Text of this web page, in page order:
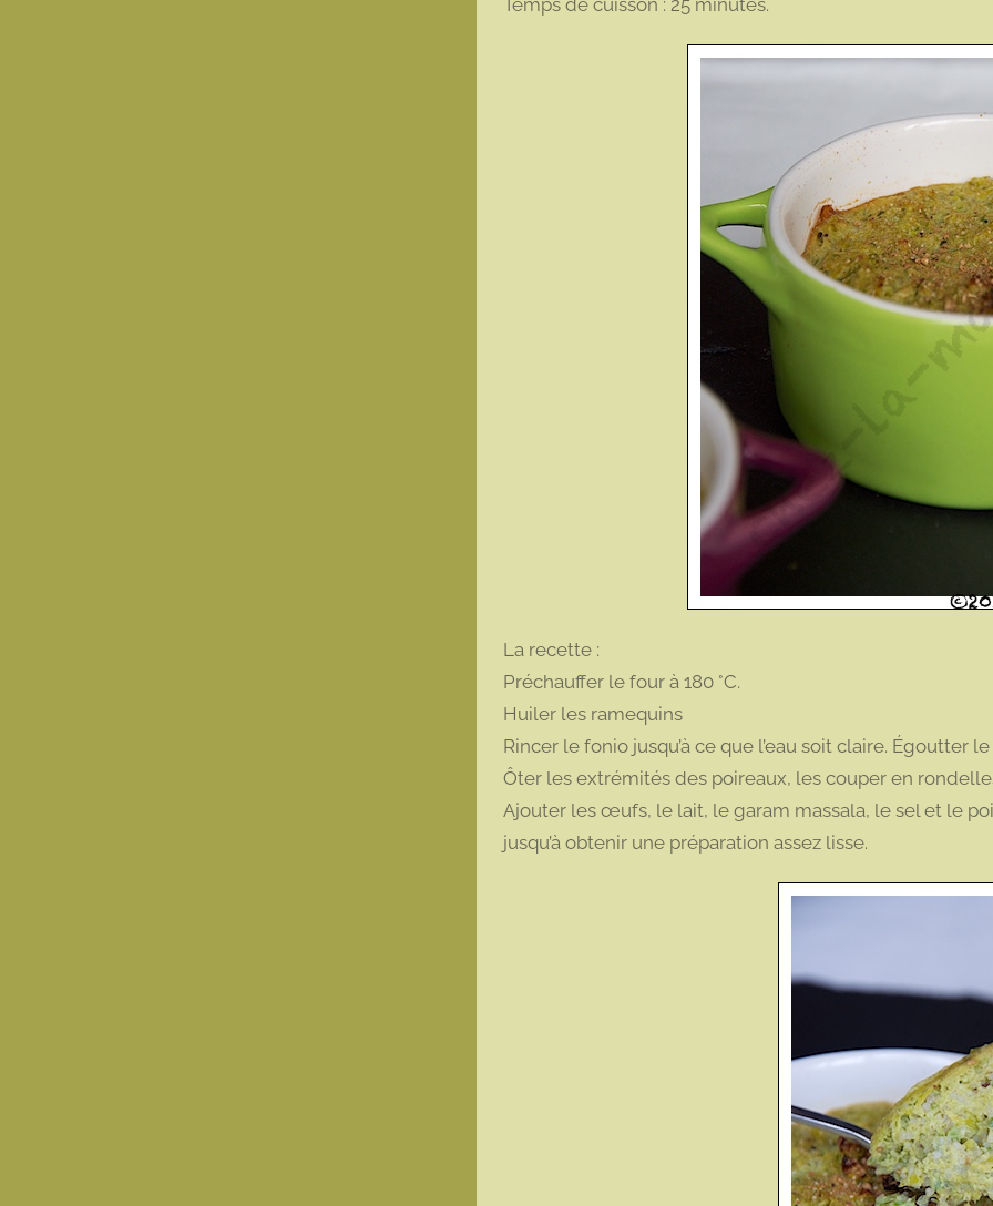
Temps de cuisson : 25 minutes.
La recette :
Préchauffer le four à 180 °C.
Huiler les ramequins
Rincer le fonio jusqu’à ce que l’eau soit claire. Égoutter
Ôter les extrémités des poireaux, les couper en
Ajouter les œufs, le lait, le garam massala, le sel et le
jusqu’à obtenir une préparation assez lisse.